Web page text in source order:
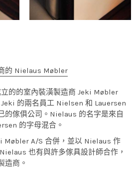
的 Nielaus Møbler
的的室內裝潢製造商 Jeki Møbler
的兩名員工 Nielsen 和 Lauersen
的傢俱公司。Nielaus 的名字是來自
的字母混合。
Møbler A/S 合併，並以 Nielaus 作
也有與許多傢具設計師合作，
造商。